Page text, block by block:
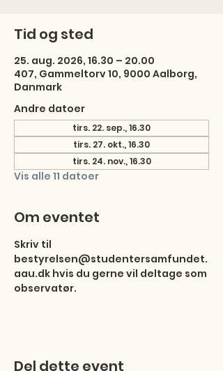
Tid og sted
25. aug. 2026, 16.30 – 20.00
407, Gammeltorv 10, 9000 Aalborg,
Danmark
Andre datoer
tirs. 22. sep., 16.30
tirs. 27. okt., 16.30
tirs. 24. nov., 16.30
Vis alle 11 datoer
Om eventet
Skriv til
bestyrelsen@studentersamfundet.
aau.dk hvis du gerne vil deltage som
observatør.
Del dette event